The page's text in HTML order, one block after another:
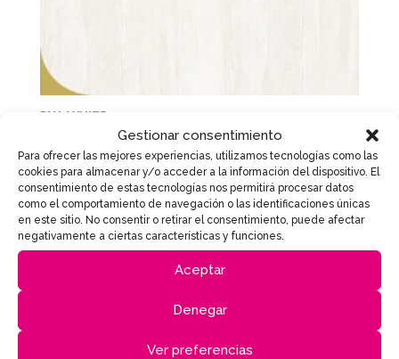
Gestionar consentimiento
Para ofrecer las mejores experiencias, utilizamos tecnologías como las
cookies para almacenar y/o acceder a la información del dispositivo. El
consentimiento de estas tecnologías nos permitirá procesar datos
como el comportamiento de navegación o las identificaciones únicas
en este sitio. No consentir o retirar el consentimiento, puede afectar
negativamente a ciertas características y funciones.
Aceptar
Denegar
Ver preferencias
RYA WHITE
PRODUCTOS
Ofertas
INFORMACIÓN